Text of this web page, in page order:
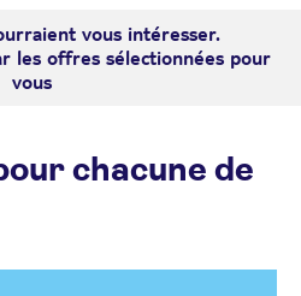
vous intéresser.
les offres sélectionnées pour
vous
chacune de